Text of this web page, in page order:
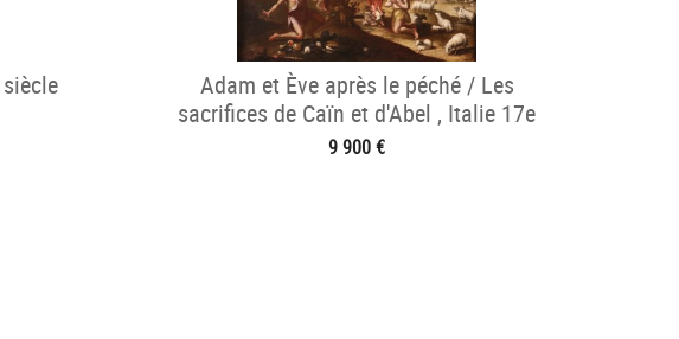
Adam et Ève après le péché / Les
sacrifices de Caïn et d'Abel , Italie 17e
siècle
9 900 €